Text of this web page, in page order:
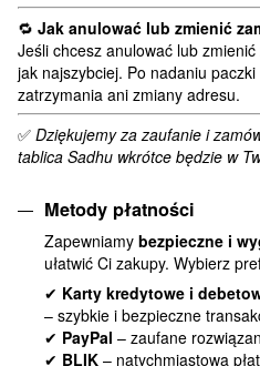
🔁 Jak anulować lub zmienić
Jeśli chcesz anulować lub
jak najszybciej. Po nadaniu
zatrzymania ani zmiany adresu.
✅ Dziękujemy za zaufanie i
tablica Sadhu wkrótce będzie w
Metody płatności
Zapewniamy bezpieczne i
ułatwić Ci zakupy. Wybierz
✔ Karty kredytowe i
– szybkie i bezpieczne
✔ PayPal – zaufane
✔ BLIK – natychmiastowa